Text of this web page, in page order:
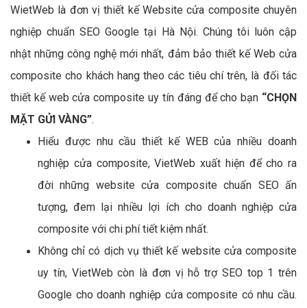
WietWeb là đơn vị thiết kế Website cửa composite chuyên
nghiệp chuẩn SEO Google tại Hà Nội. Chúng tôi luôn cập
nhật những công nghệ mới nhất, đảm bảo thiết kế Web cửa
composite cho khách hang theo các tiêu chí trên, là đối tác
thiết kế web cửa composite uy tín đáng để cho bạn “CHỌN
MẶT GỬI VÀNG”.
Hiểu được nhu cầu thiết kế WEB của nhiều doanh
nghiệp cửa composite, VietWeb xuất hiện để cho ra
đời những website cửa composite chuẩn SEO ấn
tượng, đem lại nhiều lợi ích cho doanh nghiệp cửa
composite với chi phí tiết kiệm nhất.
Không chỉ có dịch vụ thiết kế website cửa composite
uy tín, VietWeb còn là đơn vị hỗ trợ SEO top 1 trên
Google cho doanh nghiệp cửa composite có nhu cầu.